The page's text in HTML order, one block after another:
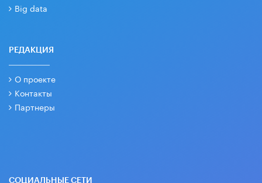
Big data
РЕДАКЦИЯ
О проекте
Контакты
Партнеры
СОЦИАЛЬНЫЕ СЕТИ